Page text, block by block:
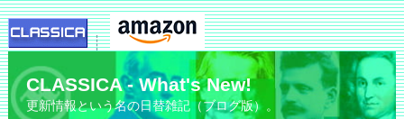
CLASSICA - What's New!
更新情報という名の日替雑記（ブログ版）。